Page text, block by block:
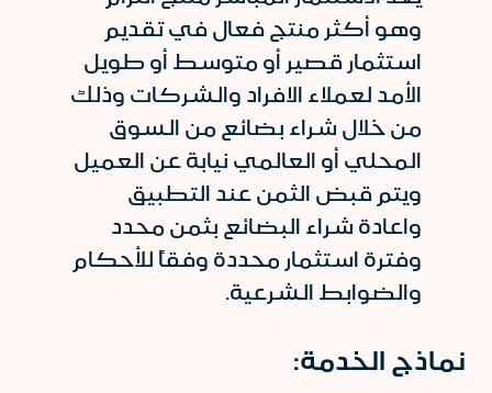
وهو أكثر منتج فعال في تقديم
استثمار قصير أو متوسط أو طويل
الأمد لعملاء الافراد والشركات وذلك
من خلال شراء بضائع من السوق
المحلي أو العالمي نيابة عن العميل
ويتم قبض الثمن عند التطبيق
واعادة شراء البضائع بثمن محدد
وفترة استثمار محددة وفقاً للأحكام
والضوابط الشرعية.
نماذج الخدمة: